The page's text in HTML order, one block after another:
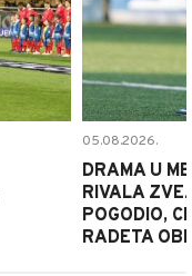
05.08.2026.
DRAMA U
RIVALA
POGODIO,
RADETA